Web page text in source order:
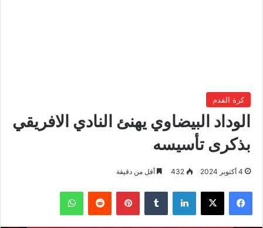
كرة القدم
الوداد البيضاوي يهنئ النادي الافريقي
بذكرى تأسيسه
4 أكتوبر 2024 432 أقل من دقيقة
فيسبوك ‫X لينكدإن بينتيريست واتساب